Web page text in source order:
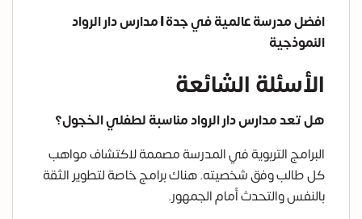
افضل مدرسة عالمية في جدة | مدارس دار الرواد
النموذجية
الأسئلة الشائعة
هل تعد مدارس دار الرواد مناسبة لطفلي الخجول؟
البرامج التربوية في المدرسة مصممة لاكتشاف مواهب
كل طالب وفق شخصيته. هناك برامج خاصة لتطوير الثقة
بالنفس والتحدث أمام الجمهور.